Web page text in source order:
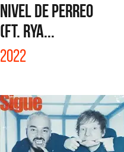
NIVEL DE PERREO
(FT. RYA...
2022